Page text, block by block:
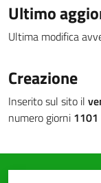
Ultimo
Ultima modifica
Creazione
Inserito sul sito il
numero giorni 1101